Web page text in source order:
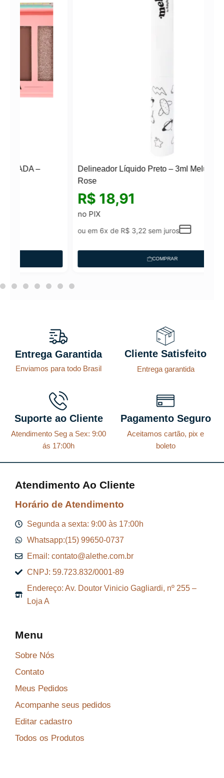
Delineador Líquido Preto – 3ml Melu by Ruby
18,91
ou em 6x deR$ 3,22sem juros
Entrega Garantida
Enviamos para todo Brasil
Cliente Satisfeito
Entrega garantida
Suporte ao Cliente
Atendimento Seg a Sex: 9:00
ás 17:00h
Pagamento Seguro
Aceitamos cartão, pix e
boleto
Atendimento Ao Cliente
Horário de Atendimento
Segunda a sexta: 9:00 às 17:00h
Whatsapp:(15) 99650-0737
Email: contato@alethe.com.br
CNPJ: 59.723.832/0001-89
Endereço: Av. Doutor Vinicio Gagliardi, nº 255 –
Loja A
Menu
Sobre Nós
Contato
Meus Pedidos
Acompanhe seus pedidos
Editar cadastro
Todos os Produtos